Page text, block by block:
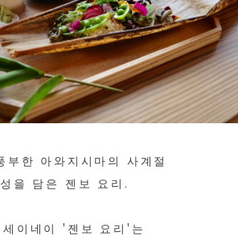
부한 아와지시마의 사계절
을 담은 젠보 요리.
세이네이 '젠보 요리'는